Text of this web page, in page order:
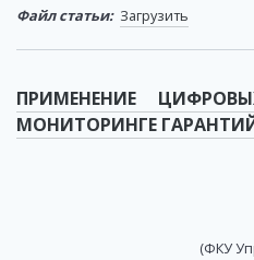
Файл статьи: Загрузить
ПРИМЕНЕНИЕ
МОНИТОРИНГЕ
(ФКУ